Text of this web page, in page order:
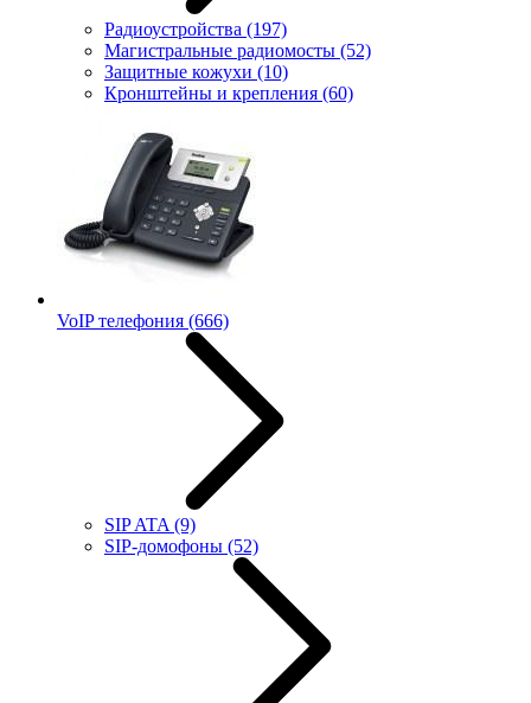
Радиоустройства (197)
Магистральные радиомосты (52)
Защитные кожухи (10)
Кронштейны и крепления (60)
VoIP телефония (666)
SIP ATA (9)
SIP-домофоны (52)